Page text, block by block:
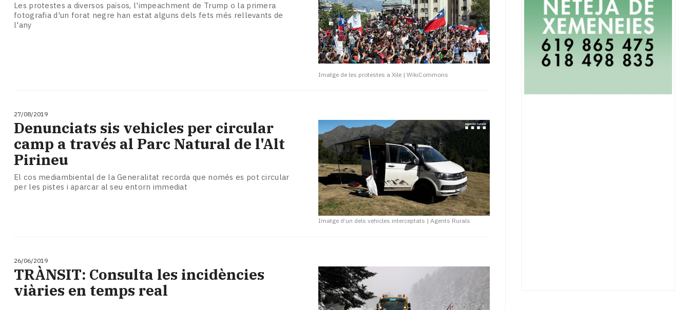
Imatge de les protestes a Xile |WikiCommons
Les protestes a diversos països, l'impeachment de Trump o la primera
fotografia d'un forat negre han estat alguns dels fets més rellevants de
l'any
27/08/2019
Imatge d’un dels vehicles interceptats |Agents Rurals
Denunciats sis vehicles per circular
camp a través al Parc Natural de l'Alt
Pirineu
El cos mediambiental de la Generalitat recorda que només es pot circular
per les pistes i aparcar al seu entorn immediat
26/06/2019
TRÀNSIT: Consulta les incidències
viàries en temps real